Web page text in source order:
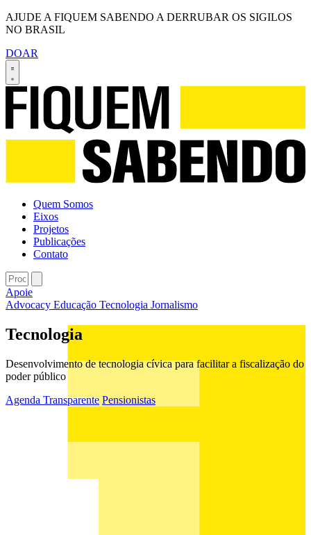
AJUDE A FIQUEM SABENDO A DERRUBAR OS SIGILOS
NO BRASIL
DOAR
Quem Somos
Eixos
Projetos
Publicações
Contato
Apoie
Advocacy Educação Tecnologia Jornalismo
Tecnologia
Desenvolvimento de tecnologia cívica para facilitar a fiscalização do
poder público
Agenda Transparente Pensionistas